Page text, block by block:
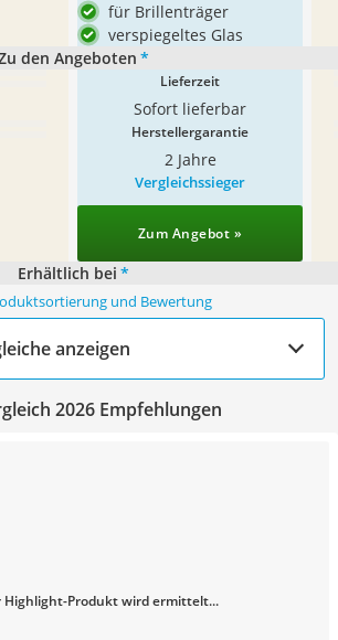
für Brillenträger
verspiegeltes Glas
den Angeboten *
Lieferzeit
Sofort lieferbar
Herstellergarantie
2 Jahre
Vergleichssieger
Zum Angebot »
Erhältlich bei *
und Bewertung
anzeigen
2026 Empfehlungen
Highlight-Produkt wird ermittelt...